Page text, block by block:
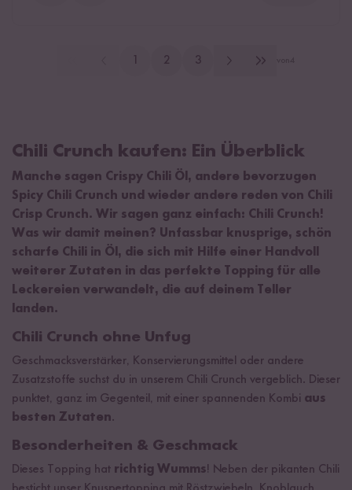
2 3
Chili Crunch kaufen: Ein Überblick
Manche sagen Crispy Chili Öl, andere bevorzugen
Spicy Chili Crunch und wieder andere reden von Chili
Crisp Crunch. Wir sagen ganz einfach: Chili Crunch!
Was wir damit meinen? Unfassbar knusprige, schön
scharfe Chili in Öl, die sich mit Hilfe einer Handvoll
weiterer Zutaten in das perfekte Topping für alle
Leckereien verwandelt, die auf deinem Teller
landen.
Chili Crunch ohne Unfug
Geschmacksverstärker, Konservierungsmittel oder andere
Zusatzstoffe suchst du in unserem Chili Crunch vergeblich. Dieser
punktet, ganz im Gegenteil, mit einer spannenden Kombi aus
besten Zutaten.
Besonderheiten & Geschmack
Dieses Topping hat richtig Wumms! Neben der pikanten Chili